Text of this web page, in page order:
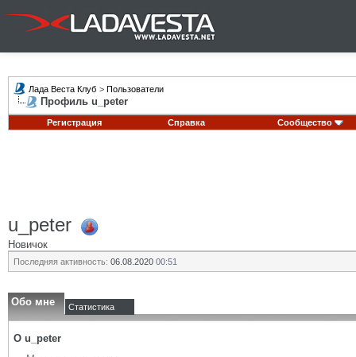
Лада Веста Клуб > Пользователи
Профиль u_peter
Регистрация Справка Сообщество
u_peter
Новичок
Последняя активность: 06.08.2020 00:51
Обо мне Статистика
О u_peter